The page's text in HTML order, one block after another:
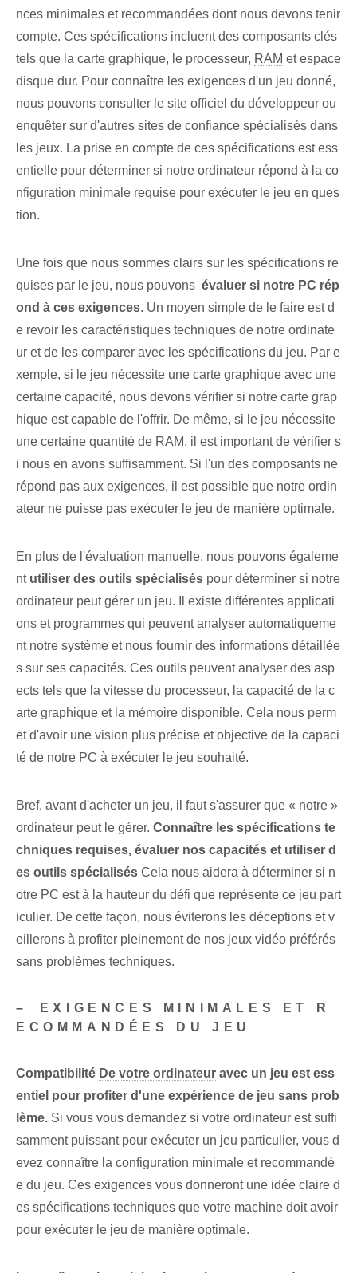
nces minimales et recommandées⁢ dont nous devons tenir
compte. Ces spécifications incluent des composants clés
tels que la carte graphique, le processeur, RAM et⁢ espace
disque dur. Pour connaître les exigences d'un jeu donné,
nous pouvons consulter le site officiel du développeur ou
enquêter sur d'autres sites de confiance spécialisés dans
les jeux. La prise en compte de ces spécifications est ess
entielle pour déterminer si notre ordinateur répond à la co
nfiguration minimale requise pour exécuter le jeu en ques
tion.
Une fois que nous sommes clairs sur les spécifications re
quises par le jeu, nous pouvons ⁢ évaluer si notre PC rép
ond à ces exigences. Un moyen simple de le faire est d
e revoir les caractéristiques techniques de notre ordinate
ur et de les comparer avec les spécifications du jeu. Par e
xemple,⁤ si le jeu nécessite une carte graphique⁣ avec une
certaine ⁢capacité, ‌nous devons vérifier si notre carte grap
hique est capable de l'offrir. De même, si le jeu nécessite
une certaine quantité de RAM, il est important de vérifier s
i nous en avons suffisamment. Si l'un des composants ne
répond pas aux exigences, il est possible que notre ordin
ateur ne puisse pas exécuter le jeu de manière optimale.
En plus de l'évaluation manuelle, nous pouvons égaleme
nt utiliser des outils spécialisés pour déterminer si notre
ordinateur peut gérer un jeu. Il existe différentes applicati
ons et programmes qui peuvent analyser automatiqueme
nt notre système et nous fournir des informations détaillée
s sur ses capacités. Ces outils peuvent analyser des asp
ects⁢ tels que la vitesse du processeur, la capacité de la c
arte graphique et la mémoire disponible. Cela nous perm
et d'avoir une vision plus précise et objective de la capaci
té de notre PC à exécuter le jeu souhaité.
Bref, avant d'acheter un jeu, il faut s'assurer que « notre »
ordinateur⁢ peut le gérer. Connaître les spécifications te
chniques requises, évaluer nos capacités et utiliser d
es outils spécialisés Cela nous aidera à déterminer si n
otre PC est à la hauteur du défi que représente ce jeu part
iculier. De cette façon, nous éviterons les déceptions et v
eillerons à profiter pleinement de nos jeux vidéo préférés
sans problèmes techniques.
– ⁢EXIGENCES MINIMALES ET R
ECOMMANDÉES DU JEU
Compatibilité De votre ordinateur avec un jeu est ess
entiel pour profiter d'une expérience de jeu sans prob
lème. Si vous vous demandez si votre ordinateur est suffi
samment puissant pour exécuter un jeu particulier, vous d
evez connaître la configuration minimale et recommandé
e du jeu. Ces exigences vous donneront une idée claire d
es spécifications techniques que votre machine doit avoir
pour exécuter le jeu de manière optimale.